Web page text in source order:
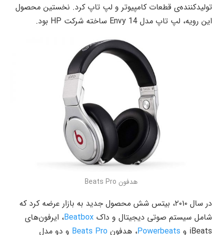
تولیدکننده‌ی قطعات کامپیوتر و لپ تاپ کرد. نخستین محصول
این رویه، لپ تاپ مدل Envy 14 ساخته شرکت HP بود.
هدفون Beats Pro
در سال ۲۰۱۰، بیتس شش محصول جدید به بازار عرضه کرد که
شامل سیستم صوتی دیجیتال و داک Beatbox، ایرفون‌های
iBeats و
Powerbeats، هدفون Beats Pro و دو مدل